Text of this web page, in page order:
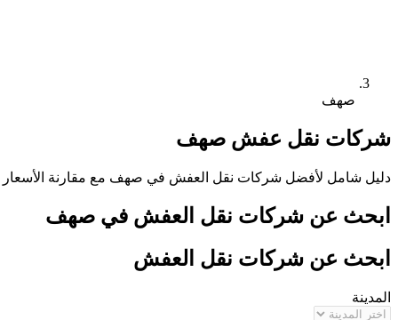
صهف
شركات نقل عفش صهف
دليل شامل لأفضل شركات نقل العفش في صهف مع مقارنة
ابحث عن شركات نقل العفش في صهف
ابحث عن شركات نقل العفش
المدينة